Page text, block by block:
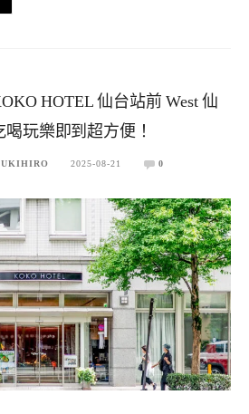
HOTEL 仙台站前 West 仙
玩樂即到超方便！
2025-08-21 0